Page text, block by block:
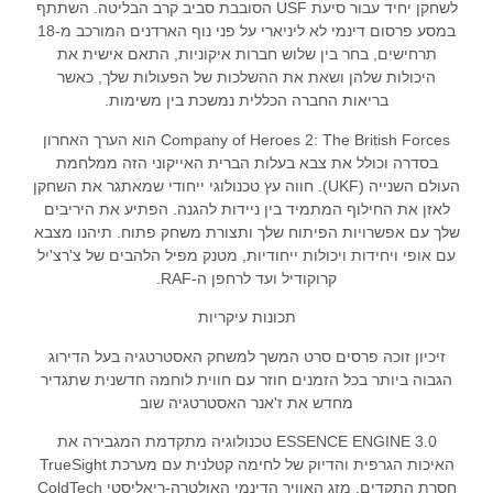
לשחקן יחיד עבור סיעת USF הסובבת סביב קרב הבליטה. השתתף
במסע פרסום דינמי לא ליניארי על פני נוף הארדנים המורכב מ-18
תרחישים, בחר בין שלוש חברות איקוניות, התאם אישית את
היכולות שלהן ושאת את ההשלכות של הפעולות שלך, כאשר
בריאות החברה הכללית נמשכת בין משימות.
Company of Heroes 2: The British Forces הוא הערך האחרון
בסדרה וכולל את צבא בעלות הברית האייקוני הזה ממלחמת
העולם השנייה (UKF). חווה עץ טכנולוגי ייחודי שמאתגר את השחקן
לאזן את החילוף המתמיד בין ניידות להגנה. הפתיע את היריבים
שלך עם אפשרויות הפיתוח שלך ותצורת משחק פתוח. תיהנו מצבא
עם אופי ויחידות ויכולות ייחודיות, מטנק מפיל הלהבים של צ'רצ'יל
קרוקודיל ועד לרחפן ה-RAF.
תכונות עיקריות
זיכיון זוכה פרסים סרט המשך למשחק האסטרטגיה בעל הדירוג
הגבוה ביותר בכל הזמנים חוזר עם חווית לוחמה חדשנית שתגדיר
מחדש את ז'אנר האסטרטגיה שוב
ESSENCE ENGINE 3.0 טכנולוגיה מתקדמת המגבירה את
האיכות הגרפית והדיוק של לחימה קטלנית עם מערכת TrueSight
חסרת התקדים, מזג האוויר הדינמי האולטרה-ריאליסטי ColdTech